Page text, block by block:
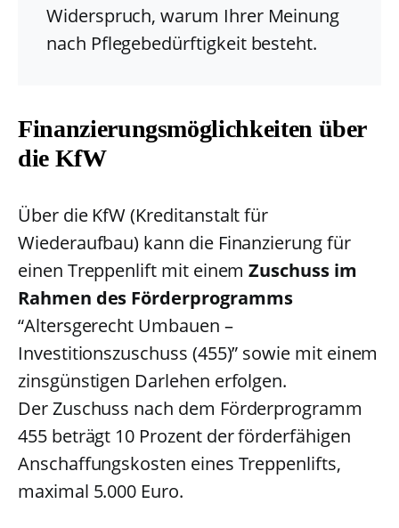
Widerspruch, warum Ihrer Meinung
nach Pflegebedürftigkeit besteht.
Finanzierungsmöglichkeiten über
die KfW
Über die KfW (Kreditanstalt für
Wiederaufbau) kann die Finanzierung für
einen Treppenlift mit einemZuschuss im
Rahmen des Förderprogramms
“Altersgerecht Umbauen –
Investitionszuschuss (455)” sowie mit einem
zinsgünstigen Darlehen erfolgen.
Der Zuschuss nach dem Förderprogramm
455 beträgt 10 Prozent der förderfähigen
Anschaffungskosten eines Treppenlifts,
maximal 5.000 Euro.